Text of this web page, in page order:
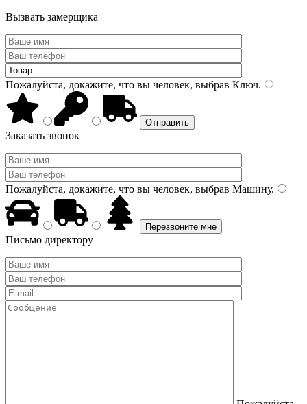
Вызвать замерщика
Пожалуйста, докажите, что вы человек, выбрав Ключ.
Заказать звонок
Пожалуйста, докажите, что вы человек, выбрав Машину.
Письмо директору